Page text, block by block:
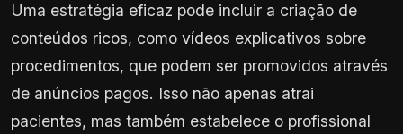
Uma estratégia eficaz pode incluir a criação de
conteúdos ricos, como vídeos explicativos sobre
procedimentos, que podem ser promovidos através
de anúncios pagos. Isso não apenas atrai
pacientes, mas também estabelece o profissional